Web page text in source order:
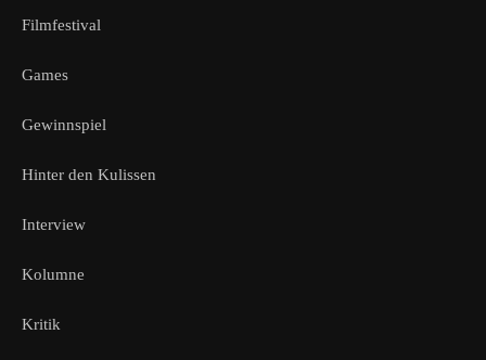
Filmfestival
Games
Gewinnspiel
Hinter den Kulissen
Interview
Kolumne
Kritik